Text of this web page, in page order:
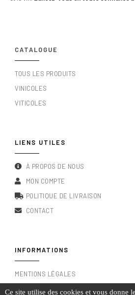
CATALOGUE
TOUS LES PRODUITS
VINICOLES
VITICOLES
LIENS UTILES
À PROPOS DE NOUS
MON COMPTE
POLITIQUE DE LIVRAISON
CONTACT
INFORMATIONS
MENTIONS LÉGALES
CONDITIONS GÉNÉRALES DE VENTE
Ce site utilise des cookies et vous donne